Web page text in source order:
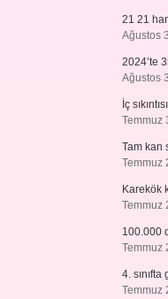
21 21
Ağustos
2024’te
Ağustos
İç
Temmuz
Tam kan
Temmuz
Karekök
Temmuz
100.000
Temmuz
4.
Temmuz